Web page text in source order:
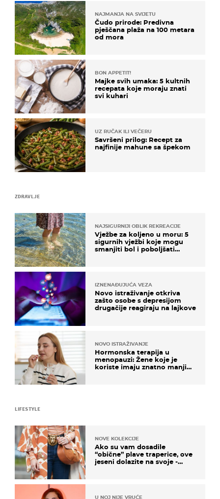
ZDRAVLJE
NAJSIGURNIJI OBLIK REKREACIJE
Vježbe za koljeno u moru: 5
sigurnih vježbi koje mogu
smanjiti bol i poboljšati
IZNENAĐUJUĆA VEZA
Novo istraživanje otkriva
zašto osobe s depresijom
drugačije reagiraju na lajkove
NOVO ISTRAŽIVANJE
Hormonska terapija u
menopauzi: Žene koje je
koriste imaju znatno manji
NAJMANJA NA SVIJETU
Čudo prirode: Predivna
pješčana plaža na 100 metara
od mora
BON APPETIT!
Majke svih umaka: 5 kultnih
recepata koje moraju znati
svi kuhari
UZ RUČAK ILI VEČERU
Savršeni prilog: Recept za
najfinije mahune sa špekom
LIFESTYLE
NOVE KOLEKCIJE
Ako su vam dosadile
“obične” plave traperice, ove
jeseni dolazite na svoje -
U NOJ NIJE VRUĆE